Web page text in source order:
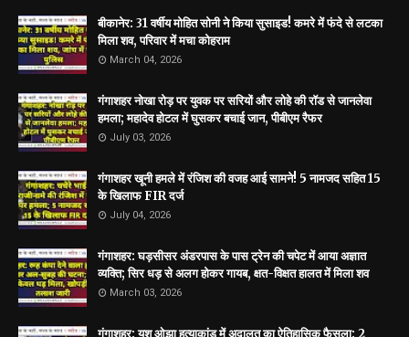
बीकानेर: 31 वर्षीय मोहित सोनी ने किया सुसाइड! कमरे में फंदे से लटका
मिला शव, परिवार में मचा कोहराम
March 04, 2026
गंगाशहर नोखा रोड़ पर युवक पर सरियों और लोहे की रॉड से जानलेवा
हमला; महादेव होटल में घुसकर बचाई जान, पीबीएम रैफर
July 03, 2026
गंगाशहर खूनी हमले में रंजिश की वजह आई सामने! 5 नामजद सहित 15
के खिलाफ FIR दर्ज
July 04, 2026
गंगाशहर: घड़सीसर अंडरपास के पास ट्रेन की चपेट में आया अज्ञात
व्यक्ति; सिर धड़ से अलग होकर गायब, क्षत-विक्षत हालत में मिला शव
March 03, 2026
गंगाशहर: यश ओझा हत्याकांड में अदालत का ऐतिहासिक फैसला: 2